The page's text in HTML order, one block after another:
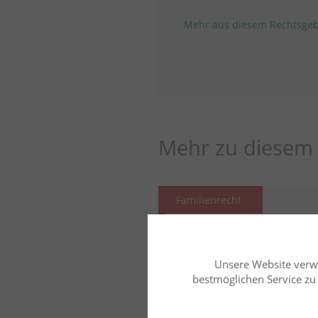
Mehr aus diesem
Mehr zu
Familienrecht
Elterliche Sorge -
Kindes im
Unsere Website
bestmöglichen Service